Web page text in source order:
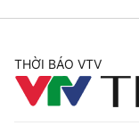
Góc doanh nghiệp
Truyền hình
Phim VTV
Hậu trường
Giải trí
Điện ảnh
THỜI BÁO VTV